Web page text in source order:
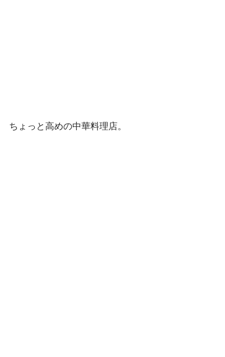
ちょっと高めの中華料理店。